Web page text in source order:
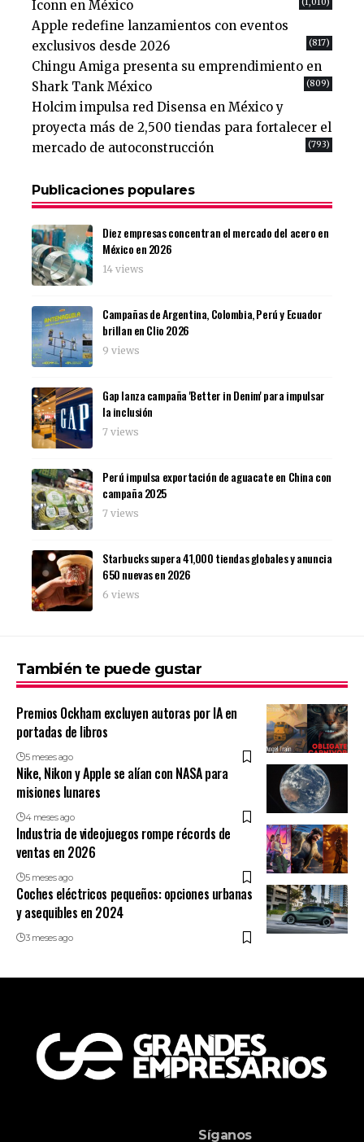
Iconn en México
Apple redefine lanzamientos con eventos
exclusivos desde 2026
(817)
Chingu Amiga presenta su emprendimiento en
Shark Tank México
(809)
Holcim impulsa red Disensa en México y
proyecta más de 2,500 tiendas para fortalecer el
mercado de autoconstrucción
(793)
Publicaciones populares
Diez empresas concentran el mercado del acero en
México en 2026
14 views
Campañas de Argentina, Colombia, Perú y Ecuador
brillan en Clio 2026
9 views
Gap lanza campaña 'Better in Denim' para impulsar
la inclusión
7 views
Perú impulsa exportación de aguacate en China con
campaña 2025
7 views
Starbucks supera 41,000 tiendas globales y anuncia
650 nuevas en 2026
6 views
También te puede gustar
Premios Ockham excluyen autoras por IA en
portadas de libros
5 meses ago
Nike, Nikon y Apple se alían con NASA para
misiones lunares
4 meses ago
Industria de videojuegos rompe récords de
ventas en 2026
5 meses ago
Coches eléctricos pequeños: opciones urbanas
y asequibles en 2024
3 meses ago
Síganos